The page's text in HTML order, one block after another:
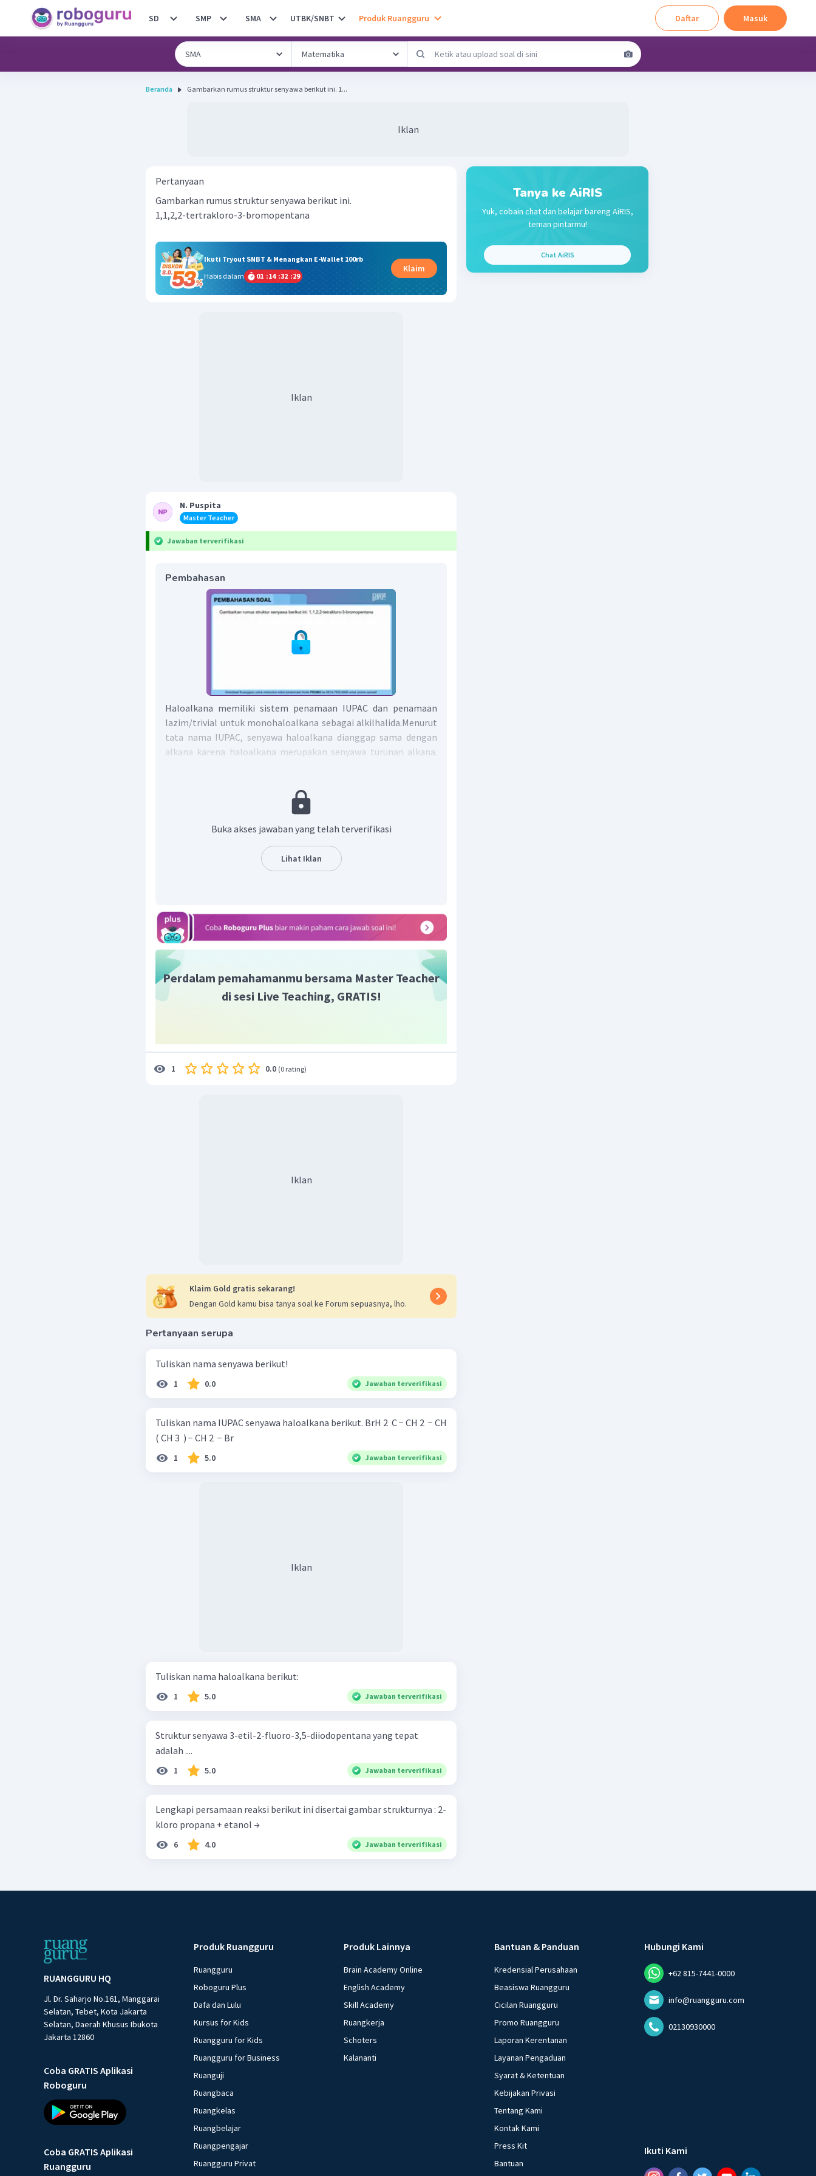
SD SMP SMA UTBK/SNBT Produk Ruangguru Daftar Masuk
Beranda Gambarkan rumus struktur senyawa berikut ini. 1...
Iklan
Pertanyaan
Gambarkan rumus struktur senyawa berikut ini.
1,1,2,2-tertrakloro-3-bromopentana
Ikuti Tryout SNBT & Menangkan E-Wallet 100rb
Habis dalam
01 :14 :32 :28
Klaim
Iklan
N. Puspita
Master Teacher
Jawaban terverifikasi
Pembahasan
Haloalkana memiliki sistem penamaan IUPAC dan penamaan
lazim/trivial untuk monohaloalkana sebagai alkilhalida.Menurut
tata nama IUPAC, senyawa haloalkana dianggap sama dengan
alkana karena haloalkana merupakan senyawa turunan alkana.
Menentukan rantai utama, yaitu rantai karbon terpanjang
yang mengandung atom halogen (X = F, Cl, Br, I).
rantai sedemikian sehingga posisi atom halogen mendapat
nomor terkecil. Catatan: Jika terdapat lebih dari satu atom
halogen, maka prioritas penomoran didasarkan
Gambar struktur senyawa 1,1,2,2-tertrakloro-3-bromopentana
adalah sebagai berikut.
Jadi, jawaban yang benar adalah sesuai gambar di atas.
Buka akses jawaban yang telah terverifikasi
Lihat Iklan
Perdalam pemahamanmu bersama Master Teacher
di sesi Live Teaching, GRATIS!
1 0.0 (0 rating)
Iklan
Klaim Gold gratis sekarang!
Dengan Gold kamu bisa tanya soal ke Forum sepuasnya, lho.
Pertanyaan serupa
Tuliskan nama senyawa berikut!
1 0.0 Jawaban terverifikasi
Tuliskan nama IUPAC senyawa haloalkana berikut. BrH 2 ​ C − CH 2 ​ − CH
( CH 3 ​ ) − CH 2 ​ − Br
1 5.0 Jawaban terverifikasi
Iklan
Tuliskan nama haloalkana berikut:
1 5.0 Jawaban terverifikasi
Struktur senyawa 3-etil-2-fluoro-3,5-diiodopentana yang tepat
adalah ....
1 5.0 Jawaban terverifikasi
Lengkapi persamaan reaksi berikut ini disertai gambar strukturnya : 2-
kloro propana + etanol →
6 4.0 Jawaban terverifikasi
Tanya ke AiRIS
Yuk, cobain chat dan belajar bareng AiRIS,
teman pintarmu!
Chat AiRIS
RUANGGURU HQ
Jl. Dr. Saharjo No.161, Manggarai
Selatan, Tebet, Kota Jakarta
Selatan, Daerah Khusus Ibukota
Jakarta 12860
Coba GRATIS Aplikasi
Roboguru
Coba GRATIS Aplikasi
Ruangguru
Produk Ruangguru
Ruangguru
Roboguru Plus
Dafa dan Lulu
Kursus for Kids
Ruangguru for Kids
Ruangguru for Business
Ruanguji
Ruangbaca
Ruangkelas
Ruangbelajar
Ruangpengajar
Ruangguru Privat
Produk Lainnya
Brain Academy Online
English Academy
Skill Academy
Ruangkerja
Schoters
Kalananti
Bantuan & Panduan
Kredensial Perusahaan
Beasiswa Ruangguru
Cicilan Ruangguru
Promo Ruangguru
Laporan Kerentanan
Layanan Pengaduan
Syarat & Ketentuan
Kebijakan Privasi
Tentang Kami
Kontak Kami
Press Kit
Bantuan
Hubungi Kami
+62 815-7441-0000
info@ruangguru.com
02130930000
Ikuti Kami